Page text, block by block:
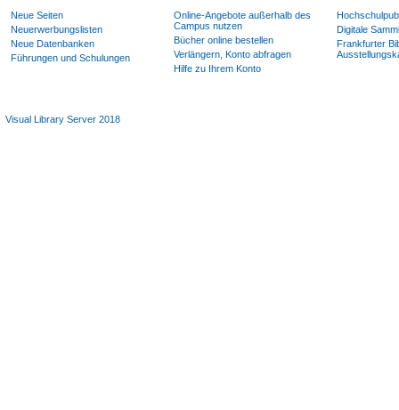
Neue Seiten
Neuerwerbungslisten
Neue Datenbanken
Führungen und Schulungen
Online-Angebote außerhalb des
Campus nutzen
Bücher online bestellen
Verlängern, Konto abfragen
Hilfe zu Ihrem Konto
Digitale
Frankfurter
Visual Library Server 2018